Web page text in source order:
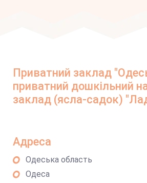
Приватний заклад
приватний дошкільний
заклад (ясла-садок)
Адреса
Одеська область
Одеса